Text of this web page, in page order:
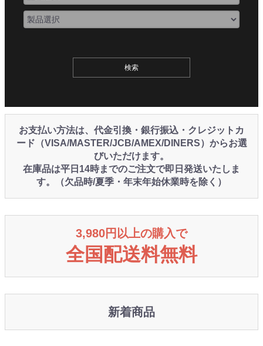
お支払い方法は、代金引換・銀行振込・クレジットカ
ード（VISA/MASTER/JCB/AMEX/DINERS）からお選
びいただけます。
在庫品は平日14時までのご注文で即日発送いたしま
す。（欠品時/夏季・年末年始休業時を除く）
3,980円以上の購入で
全国配送料無料
新着商品